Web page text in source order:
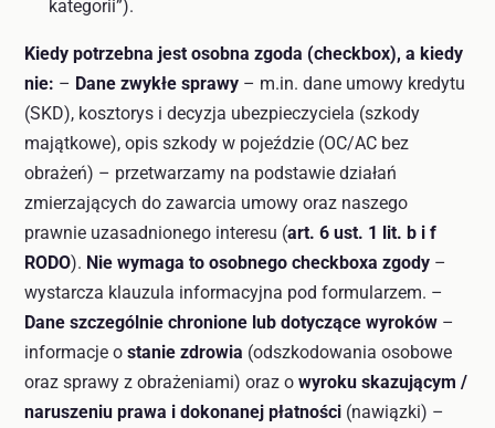
kategorii”).
Kiedy potrzebna jest osobna zgoda (checkbox), a kiedy
nie: – Dane zwykłe sprawy – m.in. dane umowy kredytu
(SKD), kosztorys i decyzja ubezpieczyciela (szkody
majątkowe), opis szkody w pojeździe (OC/AC bez
obrażeń) – przetwarzamy na podstawie działań
zmierzających do zawarcia umowy oraz naszego
prawnie uzasadnionego interesu (art. 6 ust. 1 lit. b i f
RODO). Nie wymaga to osobnego checkboxa zgody –
wystarcza klauzula informacyjna pod formularzem. –
Dane szczególnie chronione lub dotyczące wyroków –
informacje o stanie zdrowia (odszkodowania osobowe
oraz sprawy z obrażeniami) oraz o wyroku skazującym /
naruszeniu prawa i dokonanej płatności (nawiązki) –